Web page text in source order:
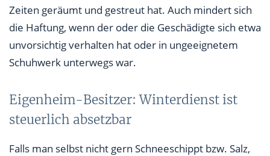
Zeiten geräumt und gestreut hat. Auch mindert sich
die Haftung, wenn der oder die Geschädigte sich etwa
unvorsichtig verhalten hat oder in ungeeignetem
Schuhwerk unterwegs war.
Eigenheim-Besitzer: Winterdienst ist
steuerlich absetzbar
Falls man selbst nicht gern Schneeschippt bzw. Salz,